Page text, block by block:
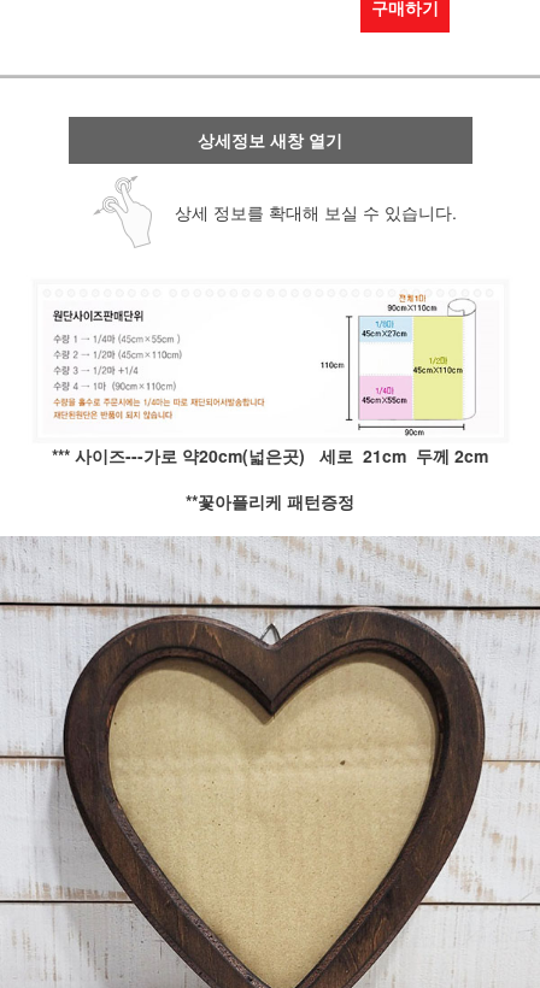
구매하기
상세정보 새창 열기
상세 정보를 확대해 보실 수 있습니다.
*** 사이즈---가로 약20cm(넓은곳) 세로 21cm 두께 2cm
**꽃아플리케 패턴증정